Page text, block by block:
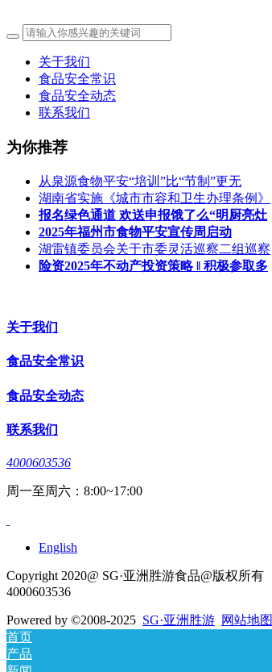
关于我们
食品安全常识
食品安全动态
联系我们
为你推荐
从泉源食物平安“培训”比“节制”更无
湖南省实施《城市市容和卫生办理条例》
报名绿色通道 欢送申报饿了么“明厨亮灶
2025年福州市食物平安宣传周启动
湖雷镇委员会关于市委灵活巡察二组巡察
险资2025年不动产投资策略 ‖ 积极参取多
关于我们
食品安全常识
食品安全动态
联系我们
4000603536
周一至周六：8:00~17:00
English
Copyright 2020@ SG·亚洲胜游食品@版权所有
4000603536
Powered by ©2008-2025 SG·亚洲胜游 网站地图
首页
产品